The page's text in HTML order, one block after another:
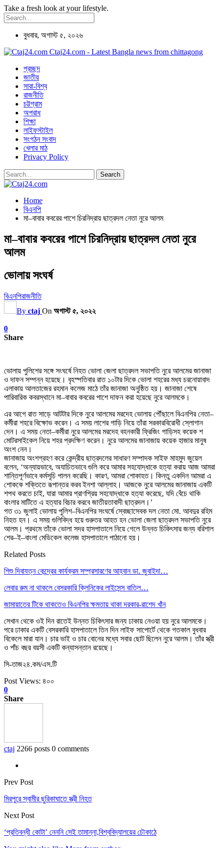
Take a fresh look at your lifestyle.
বুধবার, অগাস্ট ৫, ২০২৬
Ctaj24.com - Latest Bangla news from chittagong
প্রচ্ছদ
জাতীয়
সারা-বিশ্ব
রাজনীতি
চট্টগ্রাম
অপরাধ
শিক্ষা
লাইফস্টাইল
সংগঠন সংবাদ
খেলার মাঠ
Privacy Policy
Home
বিএনপি
মা–বাবার কবরের পাশে চিরনিদ্রায় ছাত্রদল নেতা নুরে আলম
মা–বাবার কবরের পাশে চিরনিদ্রায় ছাত্রদল নেতা নুরে
আলম
ভোলায় সংঘর্ষ
বিএনপিরাজনীতি
By ctaj On অগাস্ট ৫, ২০২২
0
Share
ভোলায় পুলিশের সঙ্গে সংঘর্ষে নিহত ভোলা জেলা ছাত্রদল সভাপতি নুরে আলমের জানাজা
ও দাফন সম্পন্ন হয়েছে। বৃহস্পতিবার রাত ১০টার দিকে ভোলা শহরের মধ্য চরনোয়াবাদ
এলাকায় আলতাজের রহমান কলেজ মাঠে তাঁর জানাজা অনুষ্ঠিত হয়। জানাজা শেষে
পারিবারিক কবরস্থানে মা–বাবার কবরের পাশে দাফন করা হয়েছে নুরে আলমকে।
এর আগে রাত সাড়ে আটটার দিকে নুরে আলমের মরদেহ ভোলায় পৌঁছালে বিএনপির নেতা–
কর্মীরা শহরে বিক্ষোভ করেন। এ সময় লাশের গাড়ি নিয়ে তাঁরা সরকারবিরোধী স্লোগান
দেন। এ সময় নেতা–কর্মীরা নুরে আলমের মরদেহ বহনকারী ফ্রিজিং গাড়িসহ কয়েক শ
মোটরসাইকেল নিয়ে শহর প্রদক্ষিণ করেন। নুরে আলমের জানাজায় কয়েক হাজার মানুষ
অংশ নেন।
জানাজায় অংশগ্রহণ করে কেন্দ্রীয় ছাত্রদলের সাধারণ সম্পাদক সাইফ মাহমুদ জুয়েল
বলেন, ‘অন্যায়ভাবে, অযাচিতভাবে গুলি করে আমার সহযোদ্ধাকে হত্যা করায় আজ আমরা
শান্তিপূর্ণভাবে কর্মসূচি পালন করেছি। কারণ, আমরা শোকাহত। কিন্তু একদিন আমরা এ
শোককে শক্তিতে রূপান্তর করব ইনশা আল্লাহ। আজকে নুরে আলমের জানাজায় একটি
শপথ করতে চাই, যারা আমার প্রাণপ্রিয় সহযোদ্ধাকে হত্যা করেছে, যদি বেঁচে থাকি
বাংলার মাটিতে এ হত্যার বিচার করবে জাতীয়তাবাদী ছাত্রদল।’
গত ৩১ জুলাই ভোলায় পুলিশ–বিএনপির সংঘর্ষে স্বেচ্ছাসেবক দল নেতা মো. আবদুর রহিম
নিহত হন। এ সময় গুলিবিদ্ধ হয়ে গুরুতর আহত হন ভোলা জেলা ছাত্রদল সভাপতি নুরে
আলম। প্রথমে তাঁকে ভোলা সদর হাসপাতালে নিয়ে গেলে উন্নত চিকিৎসার জন্য বরিশাল
শের–ই–বাংলা মেডিকেল কলেজ হাসপাতালে পাঠানো হয়।
Related Posts
শিশু দিবাযত্ন কেন্দ্রের কার্যক্রম সম্প্রসারণের আহ্বান ডা. জুবাইদা…
লেবার রুম না থাকলে বেসরকারি ক্লিনিকের লাইসেন্স বাতিল…
জামায়াতের টিকে থাকতেও বিএনপির ক্ষমতায় থাকা দরকার-রাশেদ খাঁন
সেখান থেকে ওই দিন রাতেই উন্নত চিকিৎসার জন্য ঢাকায় নেওয়া হয় নুরে আলমকে।
পরে ঢাকার একটি বেসরকারি হাসপাতালে তিন দিন লাইফ সাপোর্টে থেকে গতকাল বুধবার
বিকেলে মারা যান। চার ভাই ও চার বোনের মধ্যে সবার ছোট ছিলেন নুরে আলম। তাঁর স্ত্রী
ও পাঁচ বছর বয়সী একটি কন্যাসন্তান রয়েছে।
সি-তাজ২৪.কম/এস.টি
Post Views: ৪০০
0
Share
ctaj 2266 posts 0 comments
Prev Post
মিরপুরে স্বামীর ছুরিকাঘাতে স্ত্রী নিহত
Next Post
‘প্রতিবন্ধী কোটা’ নেননি সেই তামান্না,বিশ্ববিদ্যালয়ের চৌকাঠে